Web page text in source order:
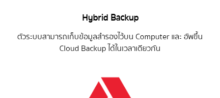
Hybrid Backup
ตัวระบบสามารถเก็บข้อมูลสำรองไว้บน Computer และ อัพขึ้น
Cloud Backup ได้ในเวลาเดียวกัน